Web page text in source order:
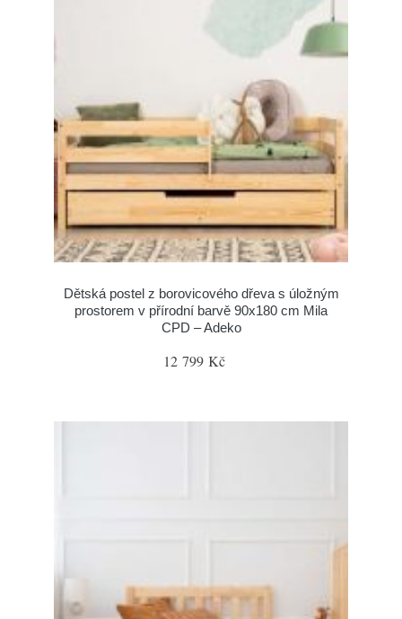
Dětská postel z borovicového dřeva s úložným
prostorem v přírodní barvě 90x180 cm Mila
CPD – Adeko
12 799 Kč